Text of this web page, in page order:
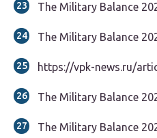
The Military Balance
The Military Balance
https://vpk-news.ru/
The Military Balance
The Military Balance